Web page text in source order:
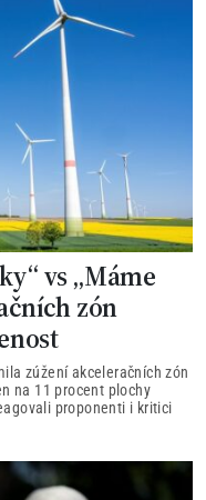
vs „Máme
zón
zúžení akceleračních zón
na 11 procent plochy
proponenti i kritici